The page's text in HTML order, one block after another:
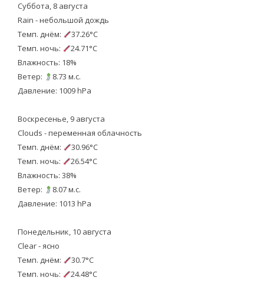
Суббота, 8 августа
Rain - небольшой дождь
Темп. днём:
37.26°C
Темп. ночь:
24.71°C
Влажность: 18%
Ветер:
8.73 м.с.
Давление: 1009 hPa
Воскресенье, 9 августа
Clouds - переменная облачность
Темп. днём:
30.96°C
Темп. ночь:
26.54°C
Влажность: 38%
Ветер:
8.07 м.с.
Давление: 1013 hPa
Понедельник, 10 августа
Clear - ясно
Темп. днём:
30.7°C
Темп. ночь:
24.48°C